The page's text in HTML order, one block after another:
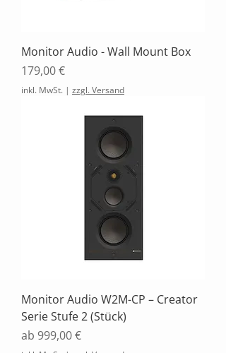
Monitor Audio - Wall Mount Box
Preis
179,00 €
inkl. MwSt. | zzgl. Versand
Monitor Audio W2M-CP – Creator
Serie Stufe 2 (Stück)
ab 999,00 €
Sale-Preis